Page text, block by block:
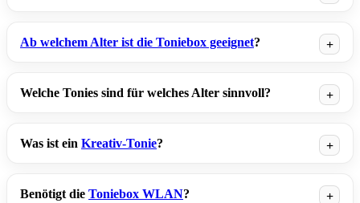
Ab welchem Alter ist die Toniebox geeignet?
Welche Tonies sind für welches Alter sinnvoll?
Was ist ein Kreativ-Tonie?
Benötigt die Toniebox WLAN?